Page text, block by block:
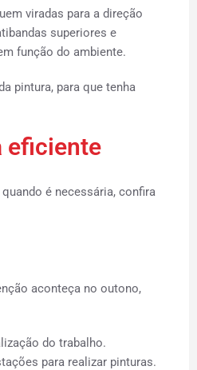
viradas para a direção
superiores e
função do ambiente.
pintura, para que tenha
eficiente
é necessária, confira
aconteça no outono,
do trabalho.
para realizar pinturas.